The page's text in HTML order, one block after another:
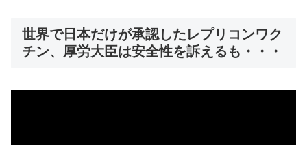
世界で日本だけが承認したレプリコンワク
チン、厚労大臣は安全性を訴えるも・・・